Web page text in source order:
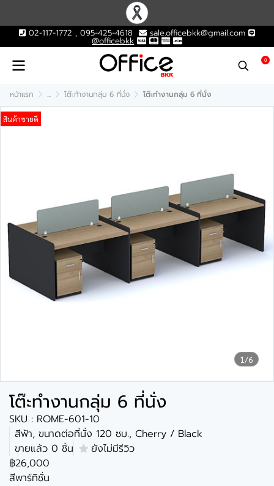
02-117-1772 , 095-425-4618 sale.officebkk@gmail.com
@officebkk
0
หน้าแรก ... โต๊ะทำงานกลุ่ม 6 ที่นั่ง โต๊ะทำงานกลุ่ม 6 ที่นั่ง
1/6
สินค้าขายดี
โต๊ะทำงานกลุ่ม 6 ที่นั่ง
SKU : ROME-601-10
สีฟ้า, ขนาดต่อที่นั่ง 120 ซม., Cherry / Black
ขายแล้ว 0 ชิ้น
ยังไม่มีรีวิว
฿26,000
สีพาร์ทิชั่น